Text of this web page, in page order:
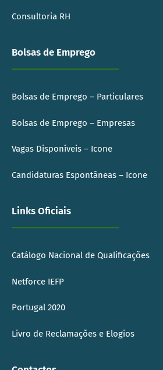
Consultoria RH
Bolsas de Emprego
Bolsas de Emprego – Particulares
Bolsas de Emprego – Empresas
Vagas Disponíveis – Icone
Candidaturas Espontâneas – Icone
Links Oficiais
Catálogo Nacional de Qualificações
Netforce IEFP
Portugal 2020
Livro de Reclamações e Elogios